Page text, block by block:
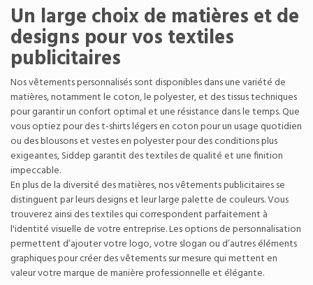
Un large choix de matières et de
designs pour vos textiles
publicitaires
Nos vêtements personnalisés sont disponibles dans une variété de
matières, notamment le coton, le polyester, et des tissus techniques
pour garantir un confort optimal et une résistance dans le temps. Que
vous optiez pour des t-shirts légers en coton pour un usage quotidien
ou des blousons et vestes en polyester pour des conditions plus
exigeantes, Siddep garantit des textiles de qualité et une finition
impeccable.
En plus de la diversité des matières, nos vêtements publicitaires se
distinguent par leurs designs et leur large palette de couleurs. Vous
trouverez ainsi des textiles qui correspondent parfaitement à
l'identité visuelle de votre entreprise. Les options de personnalisation
permettent d’ajouter votre logo, votre slogan ou d’autres éléments
graphiques pour créer des vêtements sur mesure qui mettent en
valeur votre marque de manière professionnelle et élégante.